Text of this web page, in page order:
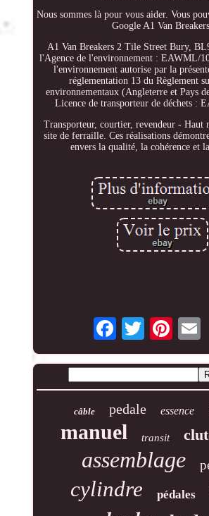
Nous sommes là pour vous aider. Vous
Google A1 Van
A1 Van Breakers 2 Tile Street Bury,
l'Agence de l'environnement : EAWML/
l'environnement autorise par la
réglementation 13 du Règlement
environnementaux (Angleterre et Pays
Licence de transporteur de déchets :
Transporteur, courtier, revendeur - Haut
site de ferraille. Ces réalisations
envers la qualité, la cohérence et
câble pedale essence
manuel transit
assemblage
cylindre pédales